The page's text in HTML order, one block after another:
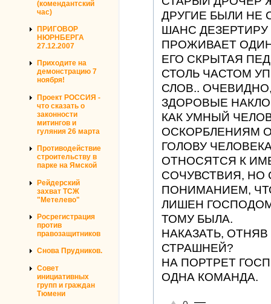
(комендантский
час)
ПРИГОВОР
НЮРНБЕРГА
27.12.2007
Приходите на
демонстрацию 7
ноября!
Проект РОССИЯ -
что сказать о
законности
митингов и
гуляния 26 марта
Противодействие
строительству в
парке на Ямской
Рейдерский
захват ТСЖ
"Метелево"
Росрегистрация
против
правозащитников
Снова Прудников.
Совет
инициативных
групп и граждан
Тюмени
ДРУГИЕ БЫЛИ НЕ
ШАНС
ПРОЖИВАЕТ
ЕГО СКРЫТАЯ
СТОЛЬ ЧАСТОМ
СЛОВ..
ЗДОРОВЫЕ
КАК УМНЫЙ
ОСКОРБЛЕНИЯМ
ГОЛОВУ
ОТНОСЯТСЯ К
СОЧУВСТВИЯ, НО
ПОНИМАНИЕМ,
ЛИШЕН
ТОМУ БЫЛА.
НАКАЗАТЬ,
СТРАШНЕЙ?
НА ПОРТРЕТ
ОДНА КОМАНДА.